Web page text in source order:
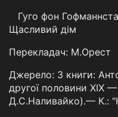
Гуго фон
Щасливий дім
Перекладач: М.Орест
Джерело: З книги:
другої половини ХІХ
Д.С.Наливайко).— К.: